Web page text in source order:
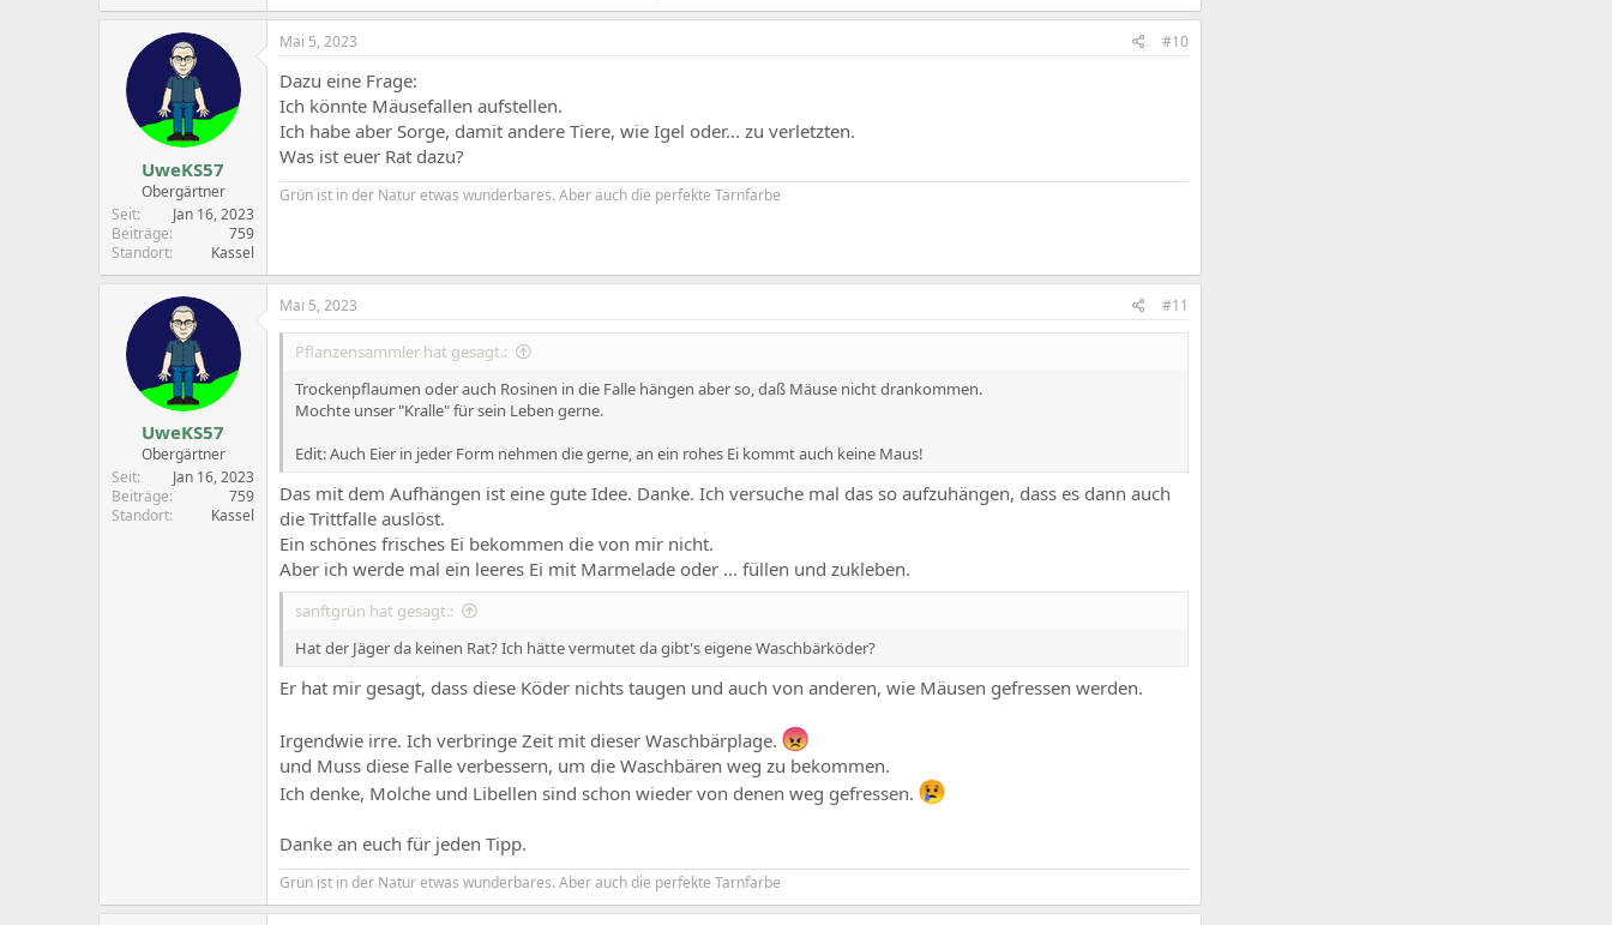
UweKS57
Obergärtner
Seit
Jan 16, 2023
Beiträge
759
Standort
Kassel
Mai 5, 2023 #10
Dazu eine Frage:
Ich könnte Mäusefallen aufstellen.
Ich habe aber Sorge, damit andere Tiere, wie Igel oder... zu verletzten.
Was ist euer Rat dazu?
Grün ist in der Natur etwas wunderbares. Aber auch die perfekte Tarnfarbe
UweKS57
Obergärtner
Seit
Jan 16, 2023
Beiträge
759
Standort
Kassel
Mai 5, 2023 #11
Pflanzensammler hat gesagt.:
Trockenpflaumen oder auch Rosinen in die Falle hängen aber so, daß Mäuse nicht drankommen.
Mochte unser "Kralle" für sein Leben gerne.
Edit: Auch Eier in jeder Form nehmen die gerne, an ein rohes Ei kommt auch keine Maus!
Das mit dem Aufhängen ist eine gute Idee. Danke. Ich versuche mal das so aufzuhängen, dass es dann auch
die Trittfalle auslöst.
Ein schönes frisches Ei bekommen die von mir nicht.
Aber ich werde mal ein leeres Ei mit Marmelade oder ... füllen und zukleben.
sanftgrün hat gesagt.:
Hat der Jäger da keinen Rat? Ich hätte vermutet da gibt's eigene Waschbärköder?
Er hat mir gesagt, dass diese Köder nichts taugen und auch von anderen, wie Mäusen gefressen werden.
Irgendwie irre. Ich verbringe Zeit mit dieser Waschbärplage.
und Muss diese Falle verbessern, um die Waschbären weg zu bekommen.
Ich denke, Molche und Libellen sind schon wieder von denen weg gefressen.
Danke an euch für jeden Tipp.
Grün ist in der Natur etwas wunderbares. Aber auch die perfekte Tarnfarbe